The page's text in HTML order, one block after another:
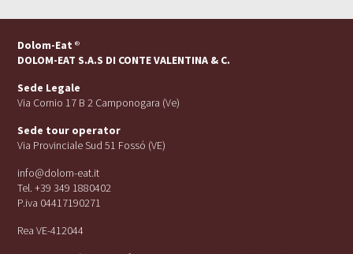
Dolom-Eat ®
DOLOM-EAT S.A.S DI CONTE VALENTINA & C.
Sede Legale
Via Cornio 17 B 2 Camponogara (Ve)
Sede tour operator
Via Provinciale Sud 51 Fossó (VE)
info@dolom-eat.it
Tel. +39 349 1880402
P.iva 04417190271
Rea VE-412044